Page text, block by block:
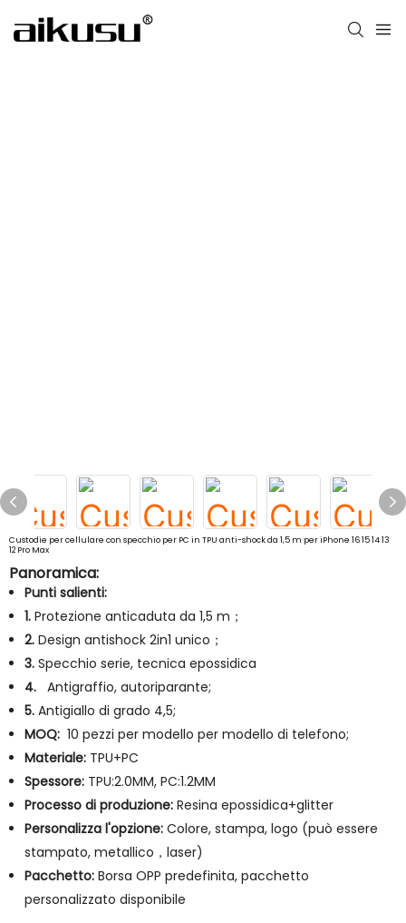
Custodie per cellulare con specchio per PC in TPU anti-shock da 1,5 m per iPhone 16 15 14 13
12 Pro Max
Panoramica:
Punti salienti:
1. Protezione anticaduta da 1,5 m；
2. Design antishock 2in1 unico；
3. Specchio serie, tecnica epossidica
4. Antigraffio, autoriparante;
5. Antigiallo di grado 4,5;
MOQ: 10 pezzi per modello per modello di telefono;
Materiale: TPU+PC
Spessore: TPU:2.0MM, PC:1.2MM
Processo di produzione: Resina epossidica+glitter
Personalizza l'opzione: Colore, stampa, logo (può essere
stampato, metallico，laser)
Pacchetto: Borsa OPP predefinita, pacchetto
personalizzato disponibile